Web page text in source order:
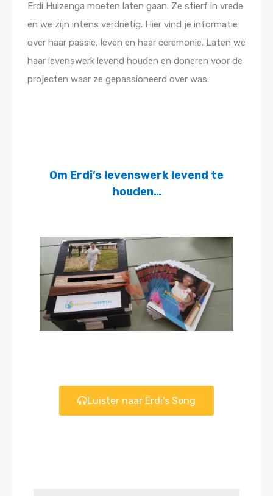
Erdi Huizenga moeten laten gaan. Ze stierf in vrede
en we zijn intens verdrietig. Hier vind je informatie
over haar passie, leven en haar ceremonie. Laten we
haar levenswerk levend houden en doneren voor de
projecten waar ze gepassioneerd over was.
Om Erdi’s levenswerk levend te
houden…
Luister naar Erdi's Song